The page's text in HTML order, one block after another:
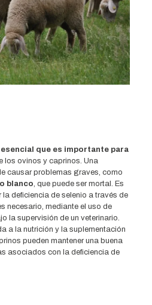
que es importante para
los ovinos y caprinos. Una
causar problemas graves, como
blanco, que puede ser mortal. Es
deficiencia de selenio a través de
necesario, mediante el uso de
la supervisión de un veterinario.
a la nutrición y la suplementación
pueden mantener una buena
asociados con la deficiencia de